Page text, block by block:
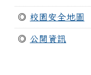
◎ 校園安全地圖
◎ 公開資訊